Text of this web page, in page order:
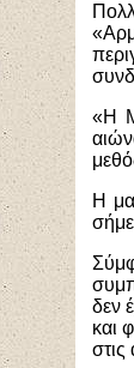
«Η
Η
δεν
και
στις